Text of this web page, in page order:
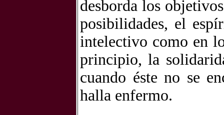
desborda los
posibilidades, el
intelectivo como en
principio, la
cuando éste no se
halla enfermo.